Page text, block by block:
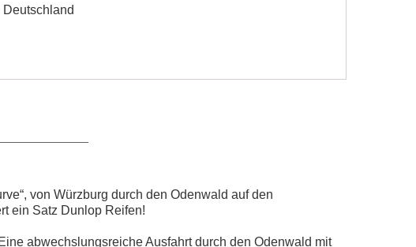
Deutschland
von Würzburg durch den Odenwald auf den
ein Satz Dunlop Reifen!
abwechslungsreiche Ausfahrt durch den Odenwald mit